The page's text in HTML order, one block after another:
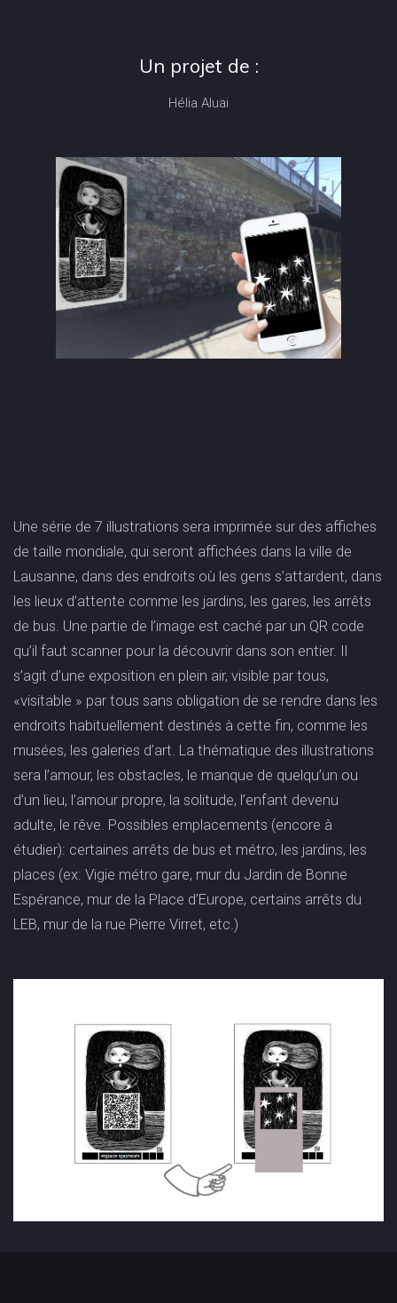
Un projet de :
Hélia Aluai
Une série de 7 illustrations sera imprimée sur des affiches
de taille mondiale, qui seront affichées dans la ville de
Lausanne, dans des endroits où les gens s’attardent, dans
les lieux d’attente comme les jardins, les gares, les arrêts
de bus. Une partie de l’image est caché par un QR code
qu’il faut scanner pour la découvrir dans son entier. Il
s’agit d’une exposition en plein air, visible par tous,
«visitable » par tous sans obligation de se rendre dans les
endroits habituellement destinés à cette fin, comme les
musées, les galeries d’art. La thématique des illustrations
sera l’amour, les obstacles, le manque de quelqu’un ou
d’un lieu, l’amour propre, la solitude, l’enfant devenu
adulte, le rêve. Possibles emplacements (encore à
étudier): certaines arrêts de bus et métro, les jardins, les
places (ex: Vigie métro gare, mur du Jardin de Bonne
Espérance, mur de la Place d’Europe, certains arrêts du
LEB, mur de la rue Pierre Virret, etc.)